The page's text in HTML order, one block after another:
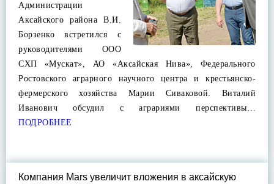
Администрации
Аксайского района В.И.
Борзенко встретился с
руководителями ООО
СХП «Мускат», АО «Аксайская Нива», Федерального
Ростовского аграрного научного центра и крестьянско-
фермерского хозяйства Марии Сиваковой. Виталий
Иванович обсудил с аграриями перспективы…
ПОДРОБНЕЕ
Компания Mars увеличит вложения в аксайскую